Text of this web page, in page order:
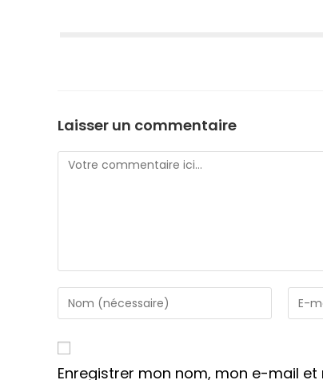
Laisser un commentaire
Comment
Enter
your
or
username
Enter
your
to
Enregistrer mon nom, mon e-mail